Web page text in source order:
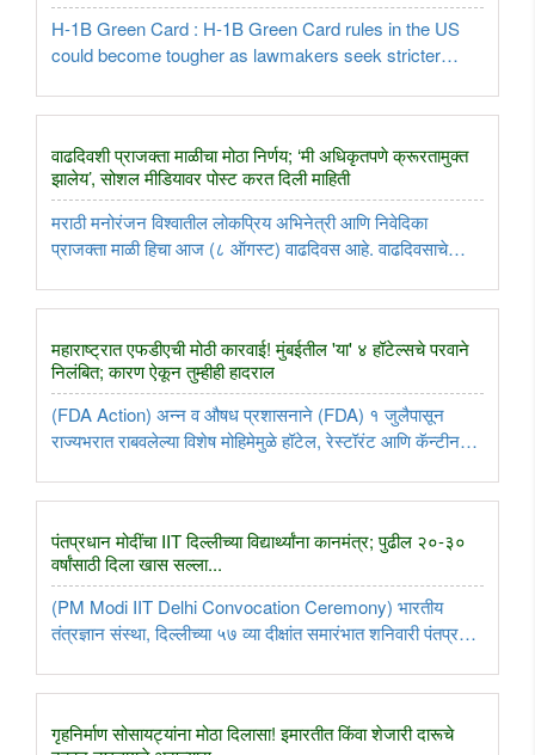
H-1B Green Card : H-1B Green Card rules in the US
could become tougher as lawmakers seek stricter
वाढदिवशी प्राजक्ता माळीचा मोठा निर्णय; ‘मी अधिकृतपणे क्रूरतामुक्त
झालेय’, सोशल मीडियावर पोस्ट करत दिली माहिती
मराठी मनोरंजन विश्वातील लोकप्रिय अभिनेत्री आणि निवेदिका
प्राजक्ता माळी हिचा आज (८ ऑगस्ट) वाढदिवस आहे. वाढदिवसाचे
महाराष्ट्रात एफडीएची मोठी कारवाई! मुंबईतील 'या' ४ हॉटेल्सचे परवाने
निलंबित; कारण ऐकून तुम्हीही हादराल
(FDA Action) अन्न व औषध प्रशासनाने (FDA) १ जुलैपासून
राज्यभरात राबवलेल्या विशेष मोहिमेमुळे हॉटेल, रेस्टॉरंट आणि कॅन्टीन
पंतप्रधान मोदींचा IIT दिल्लीच्या विद्यार्थ्यांना कानमंत्र; पुढील २०-३०
वर्षांसाठी दिला खास सल्ला...
(PM Modi IIT Delhi Convocation Ceremony) भारतीय
तंत्रज्ञान संस्था, दिल्लीच्या ५७ व्या दीक्षांत समारंभात शनिवारी पंतप्रधान
गृहनिर्माण सोसायट्यांना मोठा दिलासा! इमारतीत किंवा शेजारी दारूचे